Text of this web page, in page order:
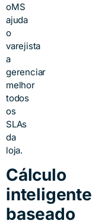
oMS
ajuda
o
varejista
a
gerenciar
melhor
todos
os
SLAs
da
loja.
Cálculo
inteligente
baseado